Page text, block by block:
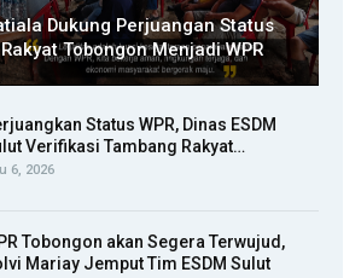
Dukung Perjuangan Status
Tobongon Menjadi WPR
Status WPR, Dinas ESDM
Verifikasi Tambang Rakyat…
6, 2026
Tobongon akan Segera Terwujud,
Mariay Jemput Tim ESDM Sulut